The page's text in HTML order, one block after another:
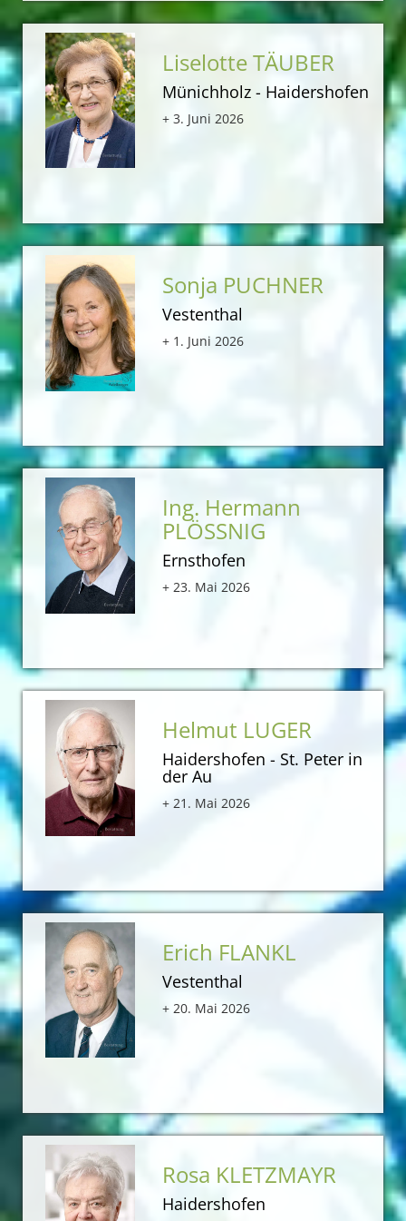
Liselotte TÄUBER
Münichholz - Haidershofen
+ 3. Juni 2026
Sonja PUCHNER
Vestenthal
+ 1. Juni 2026
Ing. Hermann
PLÖSSNIG
Ernsthofen
+ 23. Mai 2026
Helmut LUGER
Haidershofen - St. Peter in
der Au
+ 21. Mai 2026
Erich FLANKL
Vestenthal
+ 20. Mai 2026
Rosa KLETZMAYR
Haidershofen